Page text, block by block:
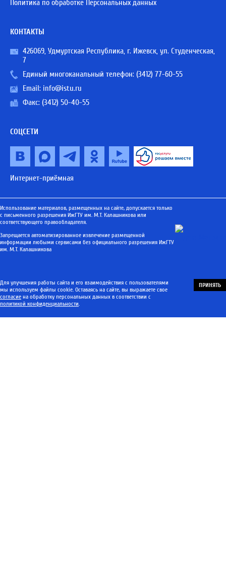
Политика по обработке Персональных данных
КОНТАКТЫ
426069, Удмуртская Республика, г. Ижевск, ул. Студенческая,
7
Единый многоканальный телефон: (3412) 77-60-55
Email: info@istu.ru
Факс: (3412) 50-40-55
СОЦСЕТИ
Интернет-приёмная
Использование материалов, размещенных на сайте, допускается только
с письменного разрешения ИжГТУ им. М.Т. Калашникова или
соответствующего правообладателя.
Запрещается автоматизированное извлечение размещенной
информации любыми сервисами без официального разрешения ИжГТУ
им. М.Т. Калашникова
Для улучшения работы сайта и его взаимодействия с пользователями
мы используем файлы cookie. Оставаясь на сайте, вы выражаете свое
согласие на обработку персональных данных в соответствии с
политикой конфиденциальности.
ПРИНЯТЬ